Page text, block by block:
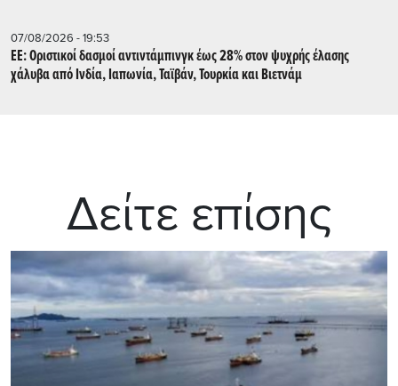
07/08/2026 - 19:53
ΕΕ: Οριστικοί δασμοί αντιντάμπινγκ έως 28% στον ψυχρής έλασης
χάλυβα από Ινδία, Ιαπωνία, Ταϊβάν, Τουρκία και Βιετνάμ
Δείτε επίσης